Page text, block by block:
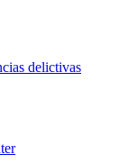
delictivas